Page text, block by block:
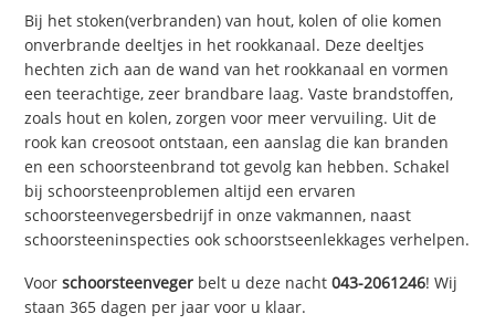
Bij het stoken(verbranden) van hout, kolen of olie komen
onverbrande deeltjes in het rookkanaal. Deze deeltjes
hechten zich aan de wand van het rookkanaal en vormen
een teerachtige, zeer brandbare laag. Vaste brandstoffen,
zoals hout en kolen, zorgen voor meer vervuiling. Uit de
rook kan creosoot ontstaan, een aanslag die kan branden
en een schoorsteenbrand tot gevolg kan hebben. Schakel
bij schoorsteenproblemen altijd een ervaren
schoorsteenvegersbedrijf in onze vakmannen, naast
schoorsteeninspecties ook schoorstseenlekkages verhelpen.
Voorschoorsteenveger belt u deze nacht043-2061246! Wij
staan 365 dagen per jaar voor u klaar.